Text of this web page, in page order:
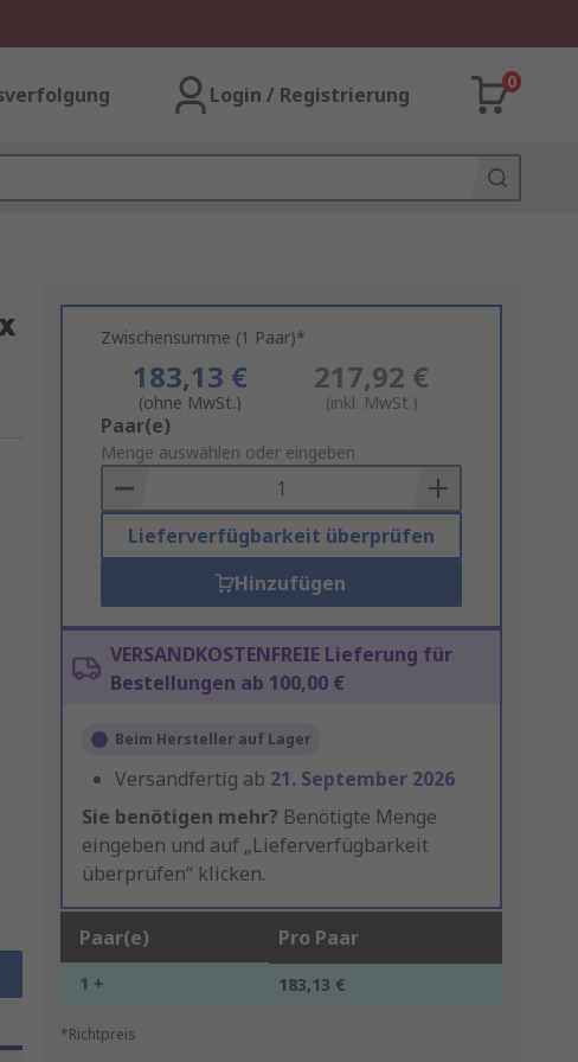
Login / Registrierung
0
Zwischensumme (1 Paar)*
183,13 €
(ohne MwSt.)
217,92 €
(inkl. MwSt.)
Add
to
Basket
Paar(e)
Menge auswählen oder eingeben
Lieferverfügbarkeit überprüfen
Hinzufügen
VERSANDKOSTENFREIE Lieferung für
Bestellungen ab 100,00 €
Beim Hersteller auf Lager
Versandfertig ab 21. September 2026
Sie benötigen mehr? Benötigte Menge
eingeben und auf „Lieferverfügbarkeit
überprüfen“ klicken.
Paar(e) Pro Paar
1 + 183,13 €
*Richtpreis